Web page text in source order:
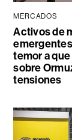
MERCADOS
Activos de
temor a
sobre
tensiones